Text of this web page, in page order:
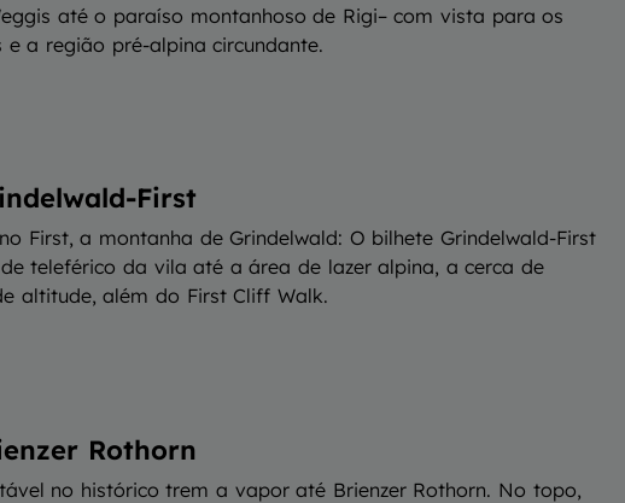
até o paraíso montanhoso de Rigi– com vista para os
e a região pré-alpina circundante.
First
First, a montanha de Grindelwald: O bilhete Grindelwald-First
teleférico da vila até a área de lazer alpina, a cerca de
altitude, além do First Cliff Walk.
Rothorn
no histórico trem a vapor até Brienzer Rothorn. No topo,